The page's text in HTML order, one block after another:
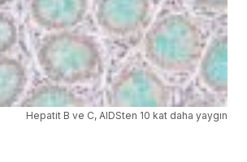
Hepatit B ve C, AIDSten 10 kat daha yaygın